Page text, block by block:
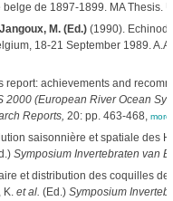
de 1897-1899. MA Thesis.
M. (Ed.)(1990).
18-21 September 1989.
achievements and
2000 (European River Ocean
Reports, 20: pp. 463-468, more
saisonnière et spatiale des
Symposium Invertebraten van
et distribution des coquilles
K. et al. (Ed.) Symposium